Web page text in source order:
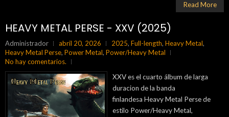
Read More
HEAVY METAL PERSE - XXV (2025)
Administrador abril 20, 2026 2025, Full-length, Heavy Metal,
Heavy Metal Perse, Power Metal, Power/Heavy Metal
No hay comentarios.
XXV es el cuarto álbum de larga
duracion de la banda
finlandesa Heavy Metal Perse de
estilo Power/Heavy Metal,